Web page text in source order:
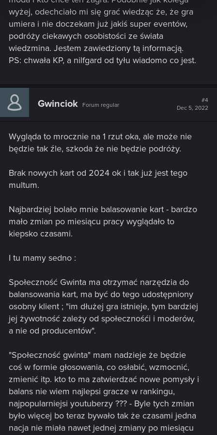
wyżej, odechciało mi się grać wiedząc że, że gra
umiera i nie doczekam już jakiś super eventów,
podróży ciekawych osobistości ze świata
wiedzmina. Jestem zawiedziony tą informacją.
PS: chwała KP, a nilfgard od tyłu wiadomo co jest.
Gwinciok Forum regular
#4
Dec 5, 2022
Wygląda to mrocznie na 1 rzut oka, ale może nie
będzie tak źle, szkoda że nie będzie podróży.
Brak nowych kart od 2024 ok i tak już jest tego
multum.
Najbardziej bolało mnie balasowanie kart - bardzo
mało zmian po miesiącu pracy wyglądało to
kiepsko czasami.
I tu mamy sedno :
Społeczność Gwinta ma otrzymać narzędzia do
balansowania kart, ma być do tego udostępniony
osobny klient ; "im dłużej gra istnieje, tym bardziej
jej żywotność zależy od społecznośći i moderów,
a nie od producentów".
"Społeczność gwinta" mam nadzieje że będzie
coś w formie głosowania, co osłabić, wzmocnić,
zmienić itp. kto to ma zatwierdzać nowe pomysły i
balans nie wiem najlepsi gracze w rankingu,
najpopularniejsi youtuberzy ??? - Byle tych zmian
było więcej bo teraz bywało tak że czasami jedna
nacja nie miała nawet jednej zmiany po miesiącu